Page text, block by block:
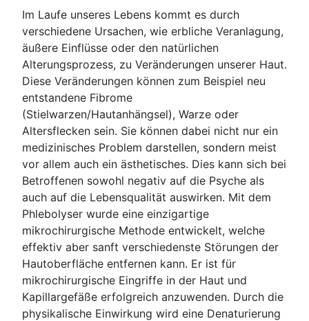
Im Laufe unseres Lebens kommt es durch
verschiedene Ursachen, wie erbliche Veranlagung,
äußere Einflüsse oder den natürlichen
Alterungsprozess, zu Veränderungen unserer Haut.
Diese Veränderungen können zum Beispiel neu
entstandene Fibrome
(Stielwarzen/Hautanhängsel), Warze oder
Altersflecken sein. Sie können dabei nicht nur ein
medizinisches Problem darstellen, sondern meist
vor allem auch ein ästhetisches. Dies kann sich bei
Betroffenen sowohl negativ auf die Psyche als
auch auf die Lebensqualität auswirken. Mit dem
Phlebolyser wurde eine einzigartige
mikrochirurgische Methode entwickelt, welche
effektiv aber sanft verschiedenste Störungen der
Hautoberfläche entfernen kann. Er ist für
mikrochirurgische Eingriffe in der Haut und
Kapillargefäße erfolgreich anzuwenden. Durch die
physikalische Einwirkung wird eine Denaturierung